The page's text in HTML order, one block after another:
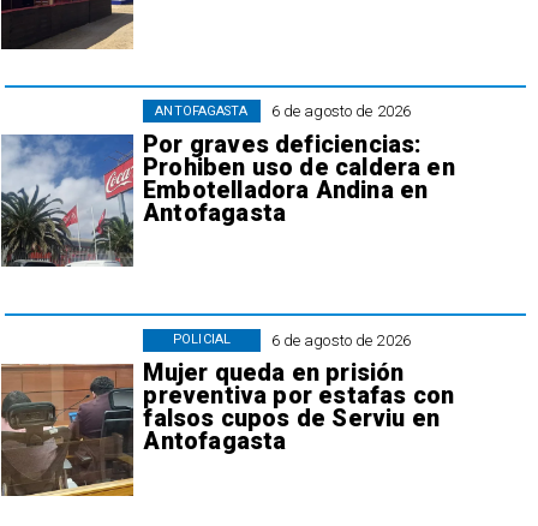
6 de agosto de 2026
Por graves deficiencias:
Prohiben uso de caldera en
Embotelladora Andina en
Antofagasta
ANTOFAGASTA
6 de agosto de 2026
Mujer queda en prisión
preventiva por estafas con
falsos cupos de Serviu en
Antofagasta
POLICIAL